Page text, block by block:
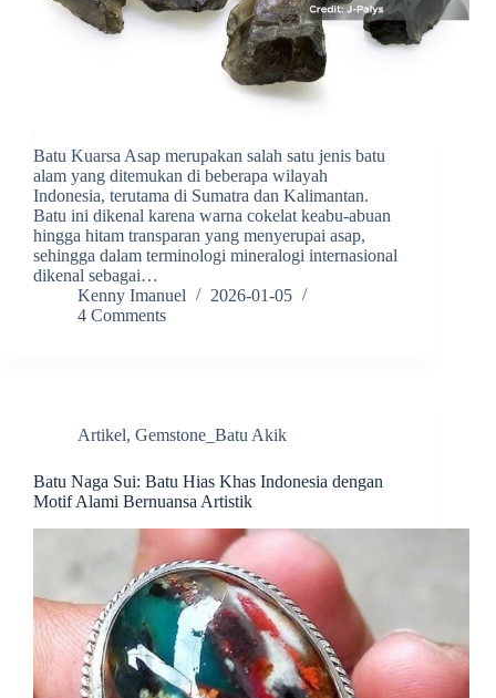
Batu Kuarsa Asap merupakan salah satu jenis batu
alam yang ditemukan di beberapa wilayah
Indonesia, terutama di Sumatra dan Kalimantan.
Batu ini dikenal karena warna cokelat keabu-abuan
hingga hitam transparan yang menyerupai asap,
sehingga dalam terminologi mineralogi internasional
dikenal sebagai…
Kenny Imanuel
2026-01-05
4 Comments
Artikel, Gemstone_Batu Akik
Batu Naga Sui: Batu Hias Khas Indonesia dengan
Motif Alami Bernuansa Artistik